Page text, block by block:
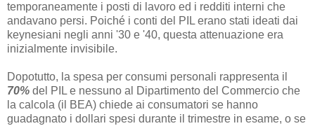
temporaneamente i posti di lavoro ed i redditi interni che
andavano persi. Poiché i conti del PIL erano stati ideati dai
keynesiani negli anni '30 e '40, questa attenuazione era
inizialmente invisibile.
Dopotutto, la spesa per consumi personali rappresenta il
70% del PIL e nessuno al Dipartimento del Commercio che
la calcola (il BEA) chiede ai consumatori se hanno
guadagnato i dollari spesi durante il trimestre in esame, o se